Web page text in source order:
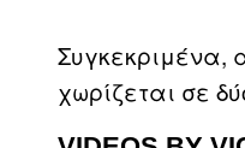
Συγκεκριμένα,
χωρίζεται σε